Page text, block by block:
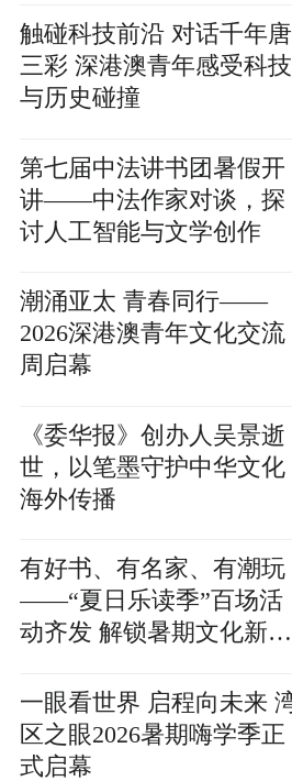
触碰科技前沿 对话千年唐
三彩 深港澳青年感受科技
与历史碰撞
第七届中法讲书团暑假开
讲——中法作家对谈，探
讨人工智能与文学创作
潮涌亚太 青春同行——
2026深港澳青年文化交流
周启幕
《委华报》创办人吴景逝
世，以笔墨守护中华文化
海外传播
有好书、有名家、有潮玩
——“夏日乐读季”百场活
动齐发 解锁暑期文化新体
一眼看世界 启程向未来 湾
区之眼2026暑期嗨学季正
式启幕